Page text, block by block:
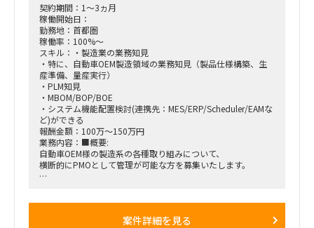
■商談回数
WEB1回※エンドとの顔合わせが発生する可能性あり
契約期間：1～3ヵ月
稼働開始日：
勤務地：首都圏
稼働率：100%～
スキル：・製造業の業務知見
・特に、自動車OEM製造領域の業務知見（製品仕様構築、生
産準備、量産実行）
・PLM知見
・MBOM/BOP/BOE
・システム機能配置検討(連携先：MES/ERP/Scheduler/EAMな
ど)ができる
報酬金額：100万～150万円
業務内容：■概要:
自動車OEM様の製造系の各種取り組みについて、
横断的にPMOとして管理が可能な方を募集いたします。
※スキルによって頻度は相談案件詳細を見る